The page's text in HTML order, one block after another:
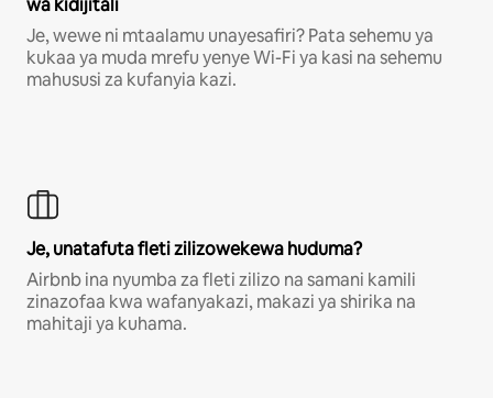
wa kidijitali
Je, wewe ni mtaalamu unayesafiri? Pata sehemu ya
kukaa ya muda mrefu yenye Wi-Fi ya kasi na sehemu
mahususi za kufanyia kazi.
Je, unatafuta fleti zilizowekewa huduma?
Airbnb ina nyumba za fleti zilizo na samani kamili
zinazofaa kwa wafanyakazi, makazi ya shirika na
mahitaji ya kuhama.